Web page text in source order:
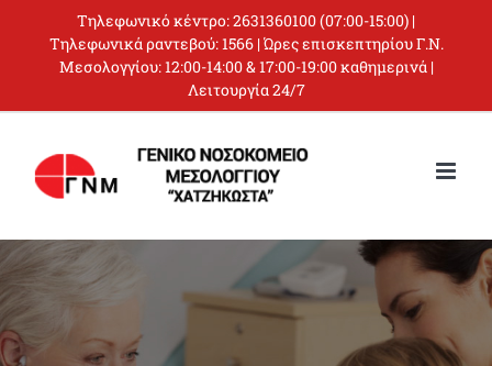
content
Τηλεφωνικό κέντρο:2631360100(07:00-15:00) |
Τηλεφωνικά ραντεβού:1566| Ώρες επισκεπτηρίου Γ.Ν.
Μεσολογγίου: 12:00-14:00 & 17:00-19:00 καθημερινά |
Λειτουργία 24/7